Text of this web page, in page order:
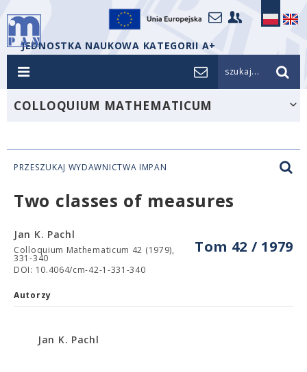
JEDNOSTKA NAUKOWA KATEGORII A+
szukaj...
COLLOQUIUM MATHEMATICUM
PRZESZUKAJ WYDAWNICTWA IMPAN
Two classes of measures
Tom 42 / 1979
Jan K. Pachl
Colloquium Mathematicum 42 (1979),
331-340
DOI: 10.4064/cm-42-1-331-340
Autorzy
Jan K. Pachl